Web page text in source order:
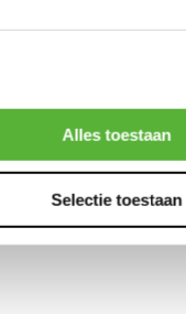
Alles toestaan
Selectie toestaan